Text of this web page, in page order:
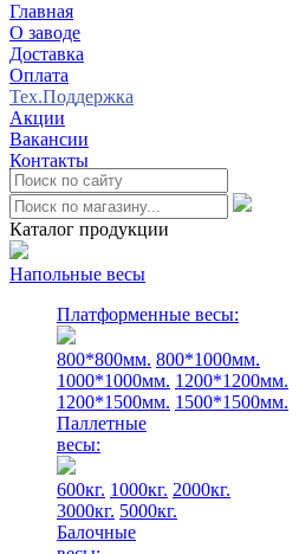
Главная
О заводе
Доставка
Оплата
Тех.Поддержка
Акции
Вакансии
Контакты
Каталог продукции
Напольные весы
Платформенные весы:
800*800мм. 800*1000мм.
1000*1000мм. 1200*1200мм.
1200*1500мм. 1500*1500мм.
Паллетные
весы:
600кг. 1000кг. 2000кг.
3000кг. 5000кг.
Балочные
0